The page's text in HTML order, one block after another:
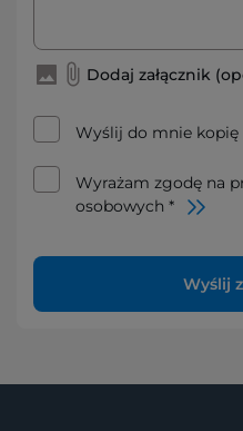
Dodaj załącznik
Wyślij do mnie kopię
Wyrażam zgodę na
osobowych *
Wyślij